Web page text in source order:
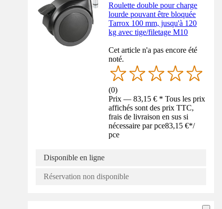
Roulette double pour charge
lourde pouvant être bloquée
Tarrox 100 mm, jusqu'à 120
kg avec tige/filetage M10
Cet article n'a pas encore été
noté.
(0)
Prix — 83,15 € * Tous les prix
affichés sont des prix TTC,
frais de livraison en sus si
nécessaire par pce83,15 €*/
pce
Disponible en ligne
Réservation non disponible